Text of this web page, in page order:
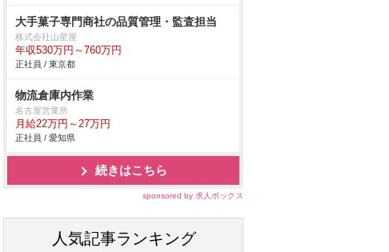
大手菓子専門商社の品質管理・監査担当
株式会社山星屋
年収530万円～760万円
正社員 / 東京都
物流倉庫内作業
名古屋営業所
月給22万円～27万円
正社員 / 愛知県
続きはこちら
sponsored by 求人ボックス
人気記事ランキング